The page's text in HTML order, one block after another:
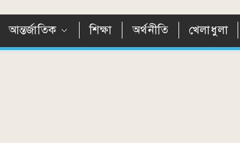
আন্তর্জাতিক শিক্ষা অর্থনীতি খেলাধুলা